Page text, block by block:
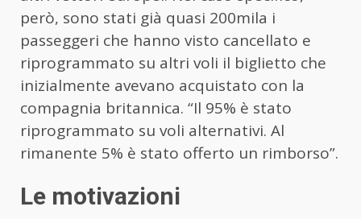
però, sono stati già quasi 200mila i
passeggeri che hanno visto cancellato e
riprogrammato su altri voli il biglietto che
inizialmente avevano acquistato con la
compagnia britannica. “Il 95% è stato
riprogrammato su voli alternativi. Al
rimanente 5% è stato offerto un rimborso”.
Le motivazioni